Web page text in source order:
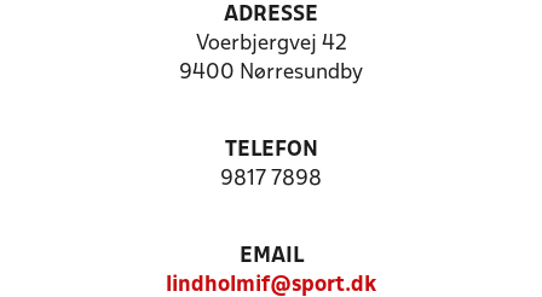
ADRESSE
Voerbjergvej 42
9400 Nørresundby
TELEFON
9817 7898
EMAIL
lindholmif@sport.dk